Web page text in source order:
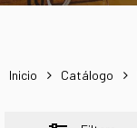
Inicio Catálogo